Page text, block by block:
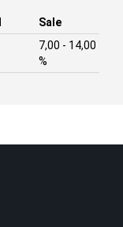
Sale
7,00 - 14,00
%